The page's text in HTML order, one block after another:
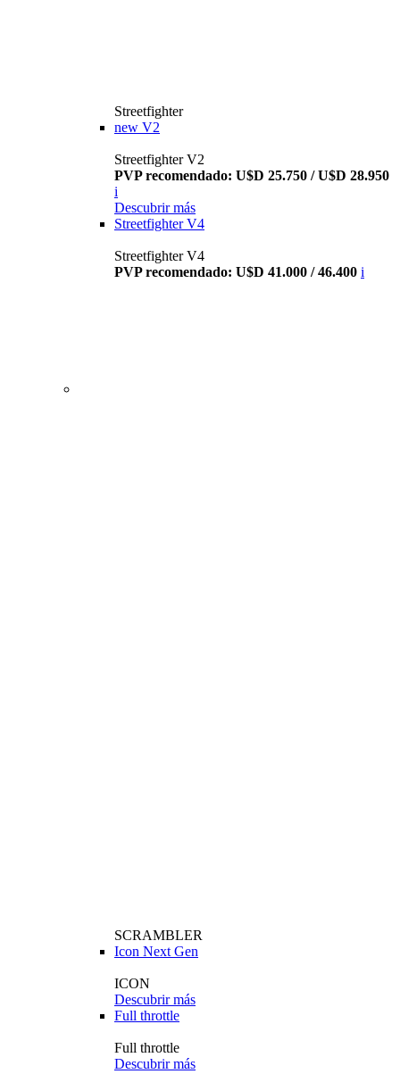
Streetfighter
new V2
Streetfighter V2
PVP recomendado: U$D 25.750 / U$D 28.950
i
Descubrir más
Streetfighter V4
Streetfighter V4
PVP recomendado: U$D 41.000 / 46.400 i
SCRAMBLER
Icon Next Gen
ICON
Descubrir más
Full throttle
Full throttle
Descubrir más